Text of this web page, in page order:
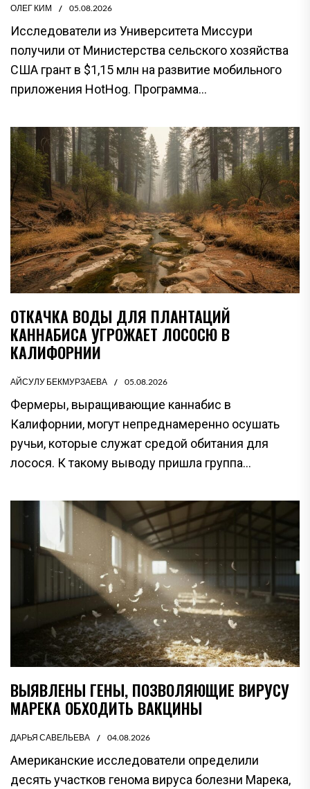
ОЛЕГ КИМ 05.08.2026
Исследователи из Университета Миссури
получили от Министерства сельского хозяйства
США грант в $1,15 млн на развитие мобильного
приложения HotHog. Программа...
ОТКАЧКА ВОДЫ ДЛЯ ПЛАНТАЦИЙ
КАННАБИСА УГРОЖАЕТ ЛОСОСЮ В
КАЛИФОРНИИ
АЙСУЛУ БЕКМУРЗАЕВА 05.08.2026
Фермеры, выращивающие каннабис в
Калифорнии, могут непреднамеренно осушать
ручьи, которые служат средой обитания для
лосося. К такому выводу пришла группа...
ВЫЯВЛЕНЫ ГЕНЫ, ПОЗВОЛЯЮЩИЕ ВИРУСУ
МАРЕКА ОБХОДИТЬ ВАКЦИНЫ
ДАРЬЯ САВЕЛЬЕВА 04.08.2026
Американские исследователи определили
десять участков генома вируса болезни Марека,